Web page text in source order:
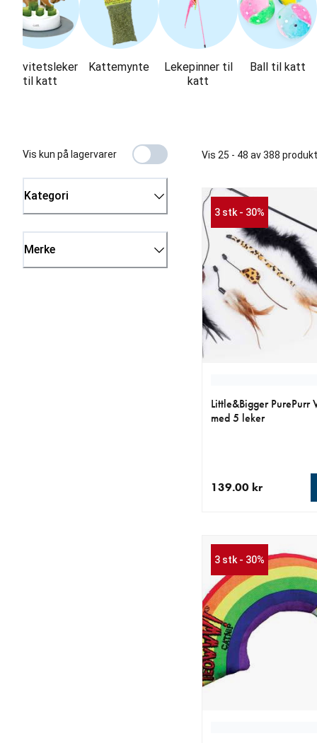
Aktivitetsleker
til katt
Kattemynte
Lekepinner til
katt
Ball til katt
Vis kun på lagervarer
Kategori
Merke
Vis 25 - 48 av 388
3 stk - 30%
Little&Bigger PurePurr
med 5 leker
139.00 kr
3 stk - 30%